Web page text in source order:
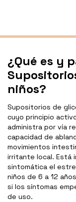
¿Qué es y
niños?
Supositorios de
cuyo principio
administra por vía
capacidad de
movimientos
irritante local. Está
sintomática el
niños de 6 a 12
si los síntomas
de uso.